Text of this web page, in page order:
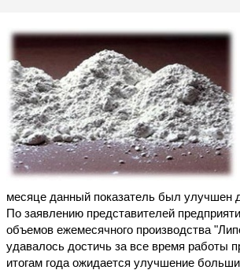
месяце данный показатель был улучшен
По заявлению представителей
объемов ежемесячного производства
удавалось достичь за все время работы
итогам года ожидается улучшение